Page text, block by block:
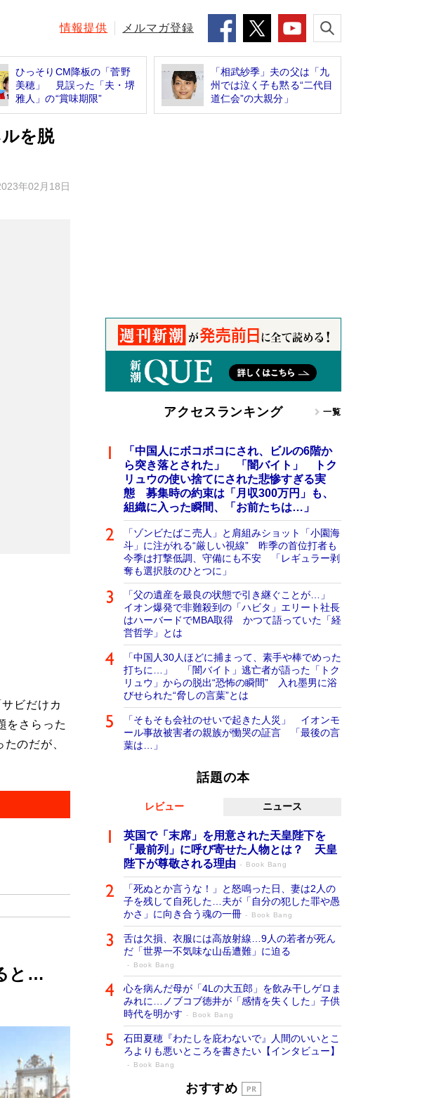
情報提供 メルマガ登録
ひっそりCM降板の「菅野
美穂」 見誤った「夫・堺
雅人」の“賞味期限”
「相武紗季」夫の父は「九
州では泣く子も黙る“二代目
道仁会”の大親分」
を脱
年02月18日
ビだけカ
をさらった
のだが、
と…
アクセスランキング 一覧
「中国人にボコボコにされ、ビルの6階か
ら突き落とされた」 「闇バイト」 トク
リュウの使い捨てにされた悲惨すぎる実
態 募集時の約束は「月収300万円」も、
組織に入った瞬間、「お前たちは…」
「ゾンビたばこ売人」と肩組みショット「小園海
斗」に注がれる“厳しい視線” 昨季の首位打者も
今季は打撃低調、守備にも不安 「レギュラー剥
奪も選択肢のひとつに」
「父の遺産を最良の状態で引き継ぐことが…」
イオン爆発で非難殺到の「ハビタ」エリート社長
はハーバードでMBA取得 かつて語っていた「経
営哲学」とは
「中国人30人ほどに捕まって、素手や棒でめった
打ちに…」 「闇バイト」逃亡者が語った「トク
リュウ」からの脱出“恐怖の瞬間” 入れ墨男に浴
びせられた“脅しの言葉”とは
「そもそも会社のせいで起きた人災」 イオンモ
ール事故被害者の親族が慟哭の証言 「最後の言
葉は…」
話題の本
レビュー ニュース
英国で「末席」を用意された天皇陛下を
「最前列」に呼び寄せた人物とは？ 天皇
陛下が尊敬される理由
Book Bang
「死ぬとか言うな！」と怒鳴った日、妻は2人の
子を残して自死した…夫が「自分の犯した罪や愚
かさ」に向き合う魂の一冊
Book Bang
舌は欠損、衣服には高放射線…9人の若者が死ん
だ「世界一不気味な山岳遭難」に迫る
Book Bang
心を病んだ母が「4Lの大五郎」を飲み干しゲロま
みれに…ノブコブ徳井が「感情を失くした」子供
時代を明かす
Book Bang
石田夏穂『わたしを庇わないで』人間のいいとこ
ろよりも悪いところを書きたい【インタビュー】
Book Bang
73歳でも働くしかない 「老後レス時代」
おすすめ